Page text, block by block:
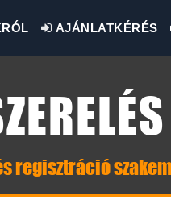
AJÁNLATKÉRÉS
regisztráció